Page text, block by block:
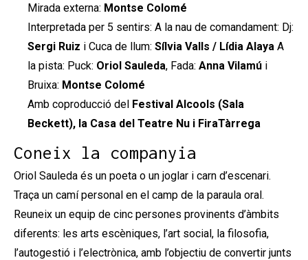
Mirada externa: Montse Colomé
Interpretada per 5 sentirs: A la nau de comandament: Dj:
Sergi Ruiz i Cuca de llum: Sílvia Valls / Lídia Alaya A
la pista: Puck: Oriol Sauleda, Fada: Anna Vilamú i
Bruixa: Montse Colomé
Amb coproducció del Festival Alcools (Sala
Beckett), la Casa del Teatre Nu i FiraTàrrega
Coneix la companyia
Oriol Sauleda és un poeta o un joglar i carn d’escenari.
Traça un camí personal en el camp de la paraula oral.
Reuneix un equip de cinc persones provinents d’àmbits
diferents: les arts escèniques, l’art social, la filosofia,
l’autogestió i l’electrònica, amb l’objectiu de convertir junts